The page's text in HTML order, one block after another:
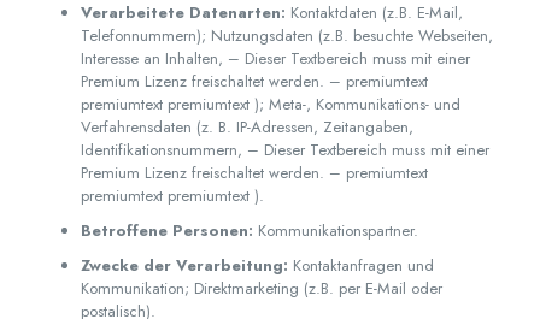
Verarbeitete Datenarten: Kontaktdaten (z.B. E-Mail,
Telefonnummern); Nutzungsdaten (z.B. besuchte Webseiten,
Interesse an Inhalten, – Dieser Textbereich muss mit einer
Premium Lizenz freischaltet werden. – premiumtext
premiumtext premiumtext ); Meta-, Kommunikations- und
Verfahrensdaten (z. B. IP-Adressen, Zeitangaben,
Identifikationsnummern, – Dieser Textbereich muss mit einer
Premium Lizenz freischaltet werden. – premiumtext
premiumtext premiumtext ).
Betroffene Personen: Kommunikationspartner.
Zwecke der Verarbeitung: Kontaktanfragen und
Kommunikation; Direktmarketing (z.B. per E-Mail oder
postalisch).